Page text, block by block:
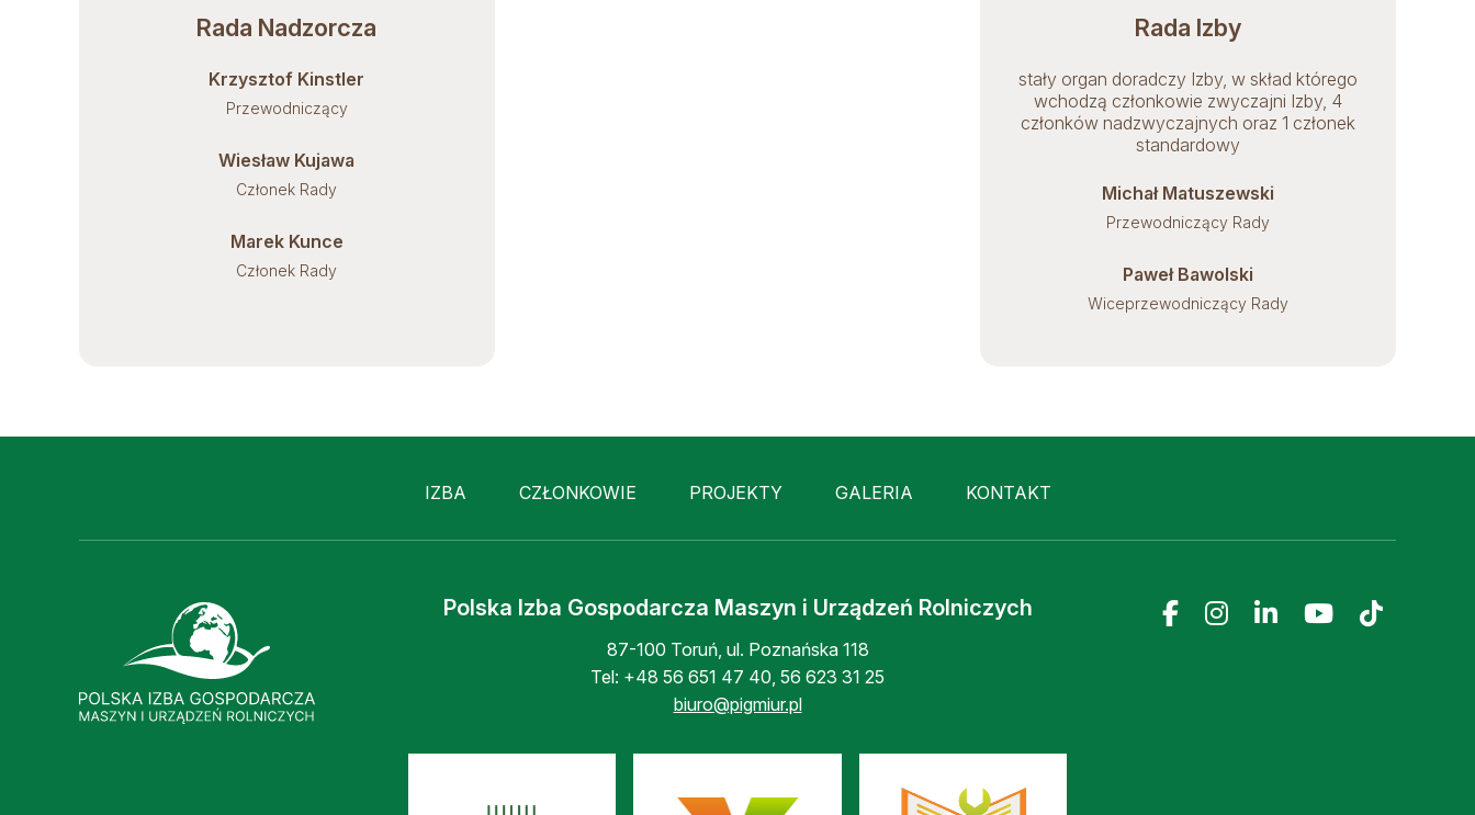
Rada Nadzorcza
Krzysztof Kinstler
Przewodniczący
Wiesław Kujawa
Członek Rady
Marek Kunce
Członek Rady
Rada Izby
stały organ doradczy Izby, w skład którego
wchodzą członkowie zwyczajni Izby, 4
członków nadzwyczajnych oraz 1 członek
standardowy
Michał Matuszewski
Przewodniczący Rady
Paweł Bawolski
Wiceprzewodniczący Rady
IZBA CZŁONKOWIE PROJEKTY GALERIA KONTAKT
Polska Izba Gospodarcza Maszyn i Urządzeń Rolniczych
87-100 Toruń, ul. Poznańska 118
Tel: +48 56 651 47 40, 56 623 31 25
biuro@pigmiur.pl